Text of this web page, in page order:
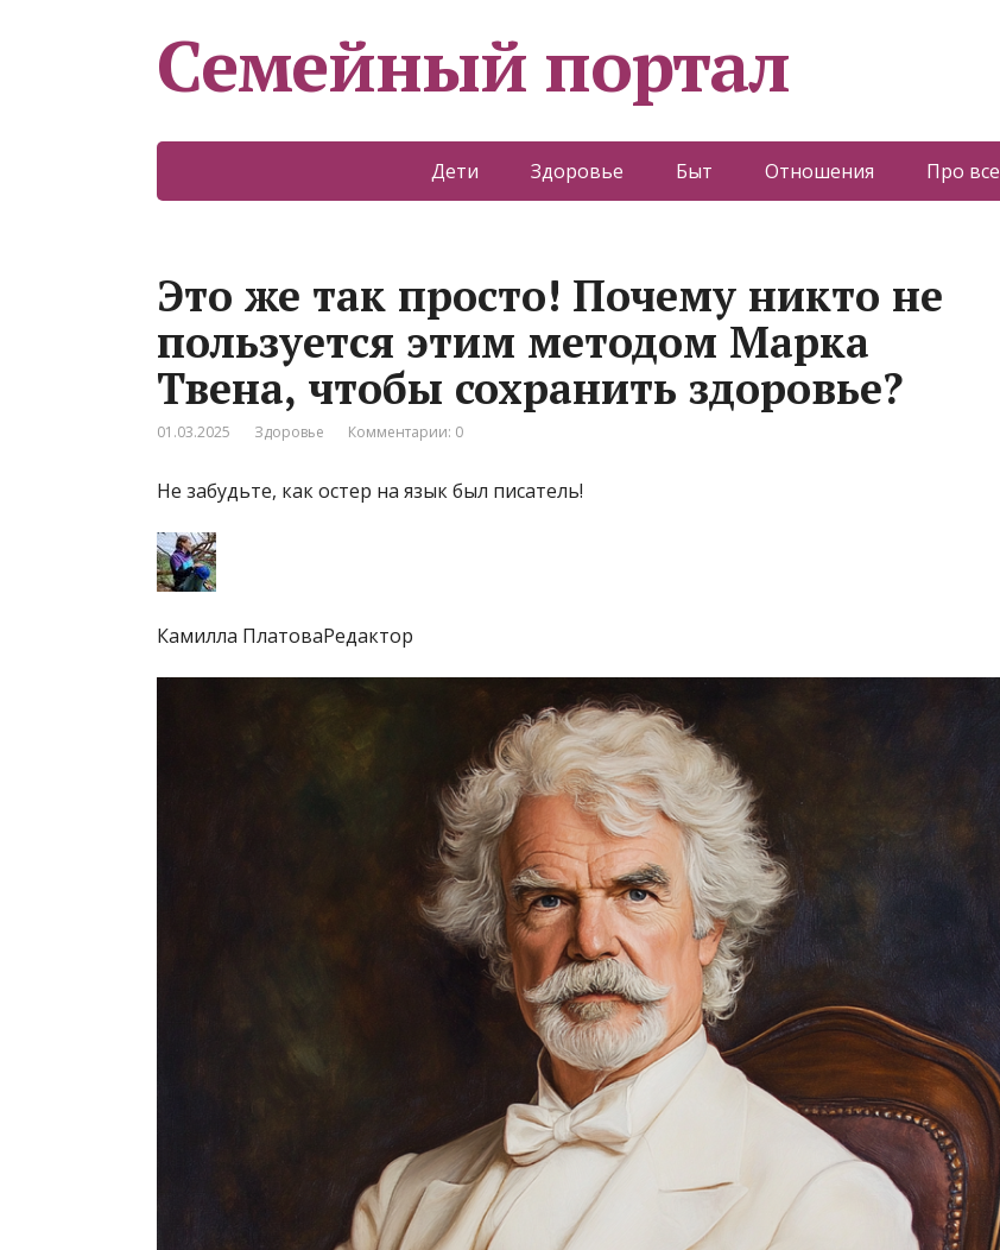
Семейный портал
Дети Здоровье Быт Отношения Про все
Это же так просто! Почему никто не
пользуется этим методом Марка
Твена, чтобы сохранить здоровье?
01.03.2025 Здоровье Комментарии: 0
Не забудьте, как остер на язык был писатель!
Камилла ПлатоваРедактор